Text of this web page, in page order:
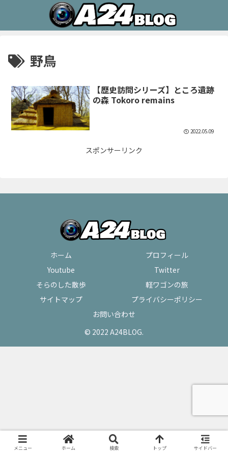
野鳥
【歴史訪問シリーズ】ところ遺跡
の森 Tokoro remains
2022.05.09
スポンサーリンク
ホーム
プロフィール
Youtube
Twitter
そらのした散歩
軽ワゴンの旅
サイトマップ
プライバシーポリシー
お問い合わせ
© 2022 A24BLOG.
メニュー ホーム 検索 トップ サイドバー